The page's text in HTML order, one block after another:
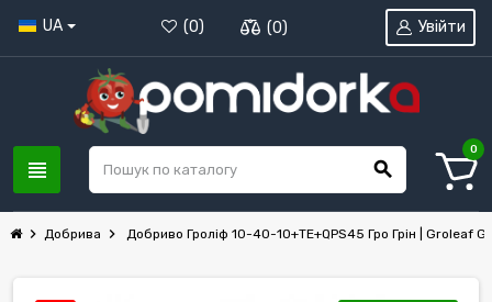
UA (0) (0)
view_headline search
Увійти
0
chevron_right Добрива chevron_right Добриво Гроліф 10-40-10+TE+QPS45 Гро Грін | Groleaf